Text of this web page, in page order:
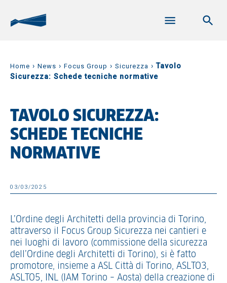
Home › News › Focus Group › Sicurezza ›Tavolo
Sicurezza: Schede tecniche normative
TAVOLO SICUREZZA:
SCHEDE TECNICHE
NORMATIVE
03/03/2025
L’Ordine degli Architetti della provincia di Torino,
attraverso il Focus Group Sicurezza nei cantieri e
nei luoghi di lavoro (commissione della sicurezza
dell’Ordine degli Architetti di Torino), si è fatto
promotore, insieme a ASL Città di Torino, ASLTO3,
ASLTO5, INL (IAM Torino – Aosta) della creazione di